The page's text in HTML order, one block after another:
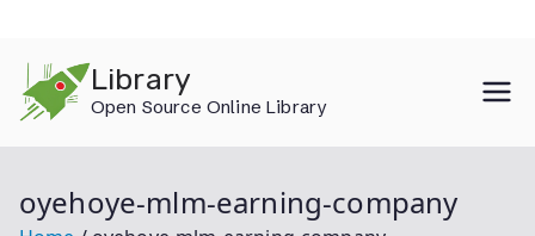
content
Library
Open Source Online Library
oyehoye-mlm-earning-company